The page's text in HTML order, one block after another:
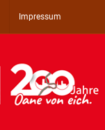
Impressum